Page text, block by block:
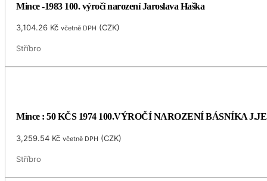
Mince -1983 100. výročí narození Jaroslava Haška
3,104.26 Kč včetně DPH (CZK)
Stříbro
Mince : 50 KČS 1974 100.VÝROČÍ NAROZENÍ BÁSNÍKA
3,259.54 Kč včetně DPH (CZK)
Stříbro